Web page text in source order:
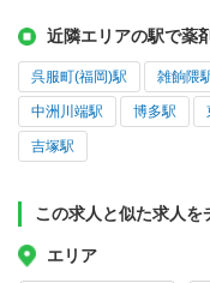
近隣エリアの駅で薬
呉服町(福岡)駅 雑餉隈
中洲川端駅 博多駅
吉塚駅
この求人と似た求人を
エリア